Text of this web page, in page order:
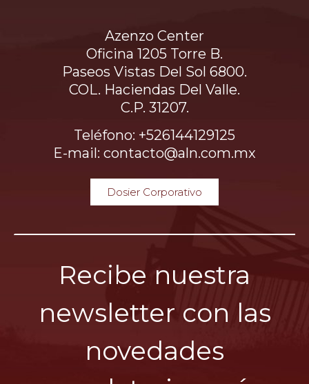
Azenzo Center
Oficina 1205 Torre B.
Paseos Vistas Del Sol 6800.
COL. Haciendas Del Valle.
C.P. 31207.
Teléfono: +526144129125
E-mail: contacto@aln.com.mx
Dosier Corporativo
Recibe nuestra
newsletter con las
novedades